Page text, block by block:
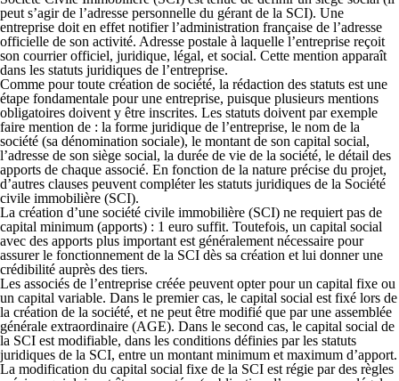
peut s’agir de l’adresse personnelle du gérant de la SCI). Une
entreprise doit en effet notifier l’administration française de l’adresse
officielle de son activité. Adresse postale à laquelle l’entreprise reçoit
son courrier officiel, juridique, légal, et social. Cette mention apparaît
dans les statuts juridiques de l’entreprise.
Comme pour toute création de société, la rédaction des statuts est une
étape fondamentale pour une entreprise, puisque plusieurs mentions
obligatoires doivent y être inscrites. Les statuts doivent par exemple
faire mention de : la forme juridique de l’entreprise, le nom de la
société (sa dénomination sociale), le montant de son capital social,
l’adresse de son siège social, la durée de vie de la société, le détail des
apports de chaque associé. En fonction de la nature précise du projet,
d’autres clauses peuvent compléter les statuts juridiques de la Société
civile immobilière (SCI).
La création d’une société civile immobilière (SCI) ne requiert pas de
capital minimum (apports) : 1 euro suffit. Toutefois, un capital social
avec des apports plus important est généralement nécessaire pour
assurer le fonctionnement de la SCI dès sa création et lui donner une
crédibilité auprès des tiers.
Les associés de l’entreprise créée peuvent opter pour un capital fixe ou
un capital variable. Dans le premier cas, le capital social est fixé lors de
la création de la société, et ne peut être modifié que par une assemblée
générale extraordinaire (AGE). Dans le second cas, le capital social de
la SCI est modifiable, dans les conditions définies par les statuts
juridiques de la SCI, entre un montant minimum et maximum d’apport.
La modification du capital social fixe de la SCI est régie par des règles